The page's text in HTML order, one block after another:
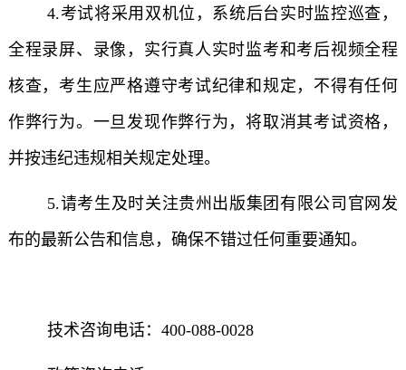
4.考试将采用双机位，系统后台实时监控巡查，
全程录屏、录像，实行真人实时监考和考后视频全程
核查，考生应严格遵守考试纪律和规定，不得有任何
作弊行为。一旦发现作弊行为，将取消其考试资格，
并按违纪违规相关规定处理。
5.请考生及时关注贵州出版集团有限公司官网发
布的最新公告和信息，确保不错过任何重要通知。
技术咨询电话：400-088-0028